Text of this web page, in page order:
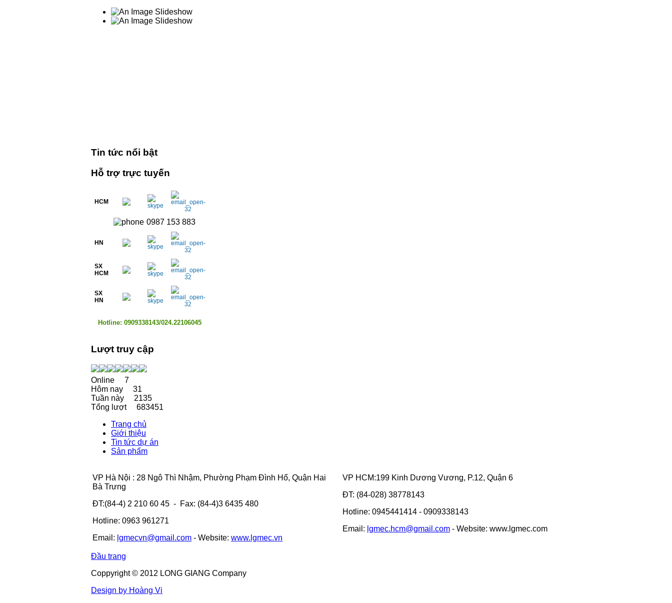
Tin tức nổi bật
Hỗ trợ trực tuyến
HCM
0987 153 883
HN
SX
HCM
SX
HN
Hotline: 0909338143/024.22106045
Lượt truy cập
Online 7
Hôm nay 31
Tuần này 2135
Tổng lượt 683451
Trang chủ
Giới thiệu
Tin tức dự án
Sản phẩm
VP Hà Nội : 28 Ngô Thì Nhậm, Phường Phạm Đình Hổ, Quận Hai
Bà Trưng
ĐT:(84-4) 2 210 60 45 - Fax: (84-4)3 6435 480
Hotline: 0963 961271
Email: lgmecvn@gmail.com - Website: www.lgmec.vn
VP HCM:199 Kinh Dương Vương, P.12, Quận 6
ĐT: (84-028) 38778143
Hotline: 0945441414 - 0909338143
Email: lgmec.hcm@gmail.com - Website: www.lgmec.com
Đầu trang
Coppyright © 2012 LONG GIANG Company
Design by Hoàng Vi